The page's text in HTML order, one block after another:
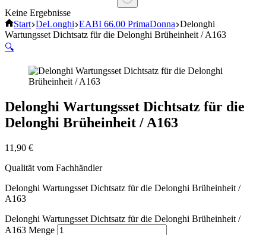
Keine Ergebnisse
Start DeLonghi EABI 66.00 PrimaDonna Delonghi
Wartungsset Dichtsatz für die Delonghi Brüheinheit / A163
🔍
Delonghi Wartungsset Dichtsatz für die
Delonghi Brüheinheit / A163
11,90 €
Qualität vom Fachhändler
Delonghi Wartungsset Dichtsatz für die Delonghi Brüheinheit /
A163
Delonghi Wartungsset Dichtsatz für die Delonghi Brüheinheit /
A163 Menge